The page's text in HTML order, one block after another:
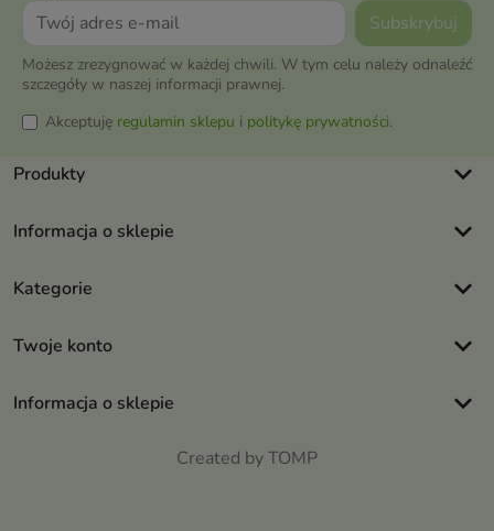
Możesz zrezygnować w każdej chwili. W tym celu należy odnaleźć
szczegóły w naszej informacji prawnej.
Akceptuję regulamin sklepu i politykę prywatności.
Produkty keyboard_arrow_down
Informacja o sklepie keyboard_arrow_down
Kategorie keyboard_arrow_down
Twoje konto keyboard_arrow_down
Informacja o sklepie keyboard_arrow_down
Created by TOMP